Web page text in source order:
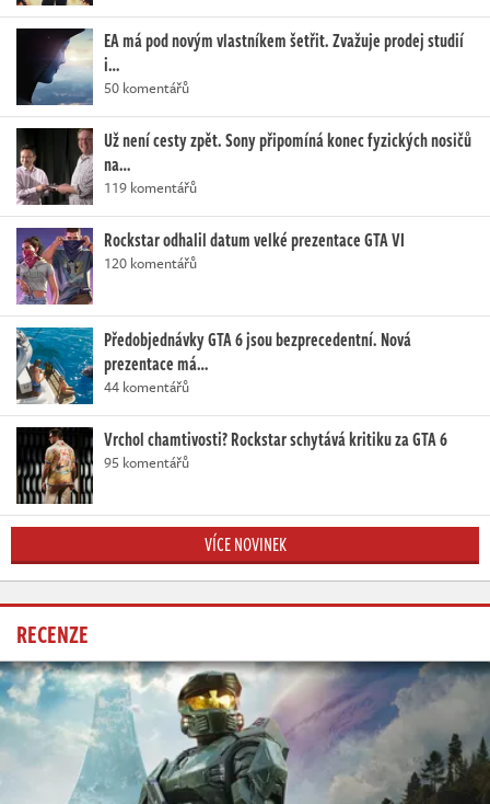
EA má pod novým vlastníkem šetřit. Zvažuje prodej studií
i…
50 komentářů
Už není cesty zpět. Sony připomíná konec fyzických nosičů
na…
119 komentářů
Rockstar odhalil datum velké prezentace GTA VI
120 komentářů
Předobjednávky GTA 6 jsou bezprecedentní. Nová
prezentace má…
44 komentářů
Vrchol chamtivosti? Rockstar schytává kritiku za GTA 6
95 komentářů
VÍCE NOVINEK
RECENZE